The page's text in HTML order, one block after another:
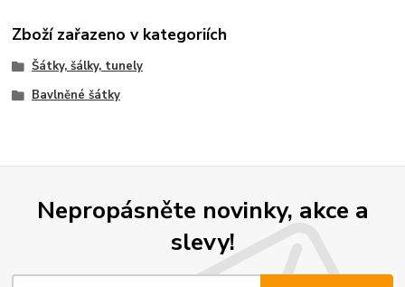
Zboží zařazeno v kategoriích
Šátky, šálky, tunely
Bavlněné šátky
Nepropásněte novinky, akce a
slevy!